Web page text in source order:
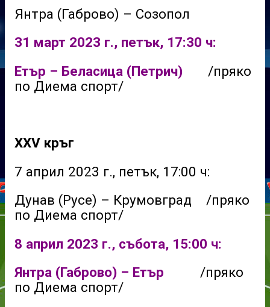
Янтра (Габрово) – Созопол
31 март 2023 г., петък, 17:30 ч:
Етър – Беласица (Петрич) /пряко
по Диема спорт/
XXV кръг
7 април 2023 г., петък, 17:00 ч:
Дунав (Русе) – Крумовград /пряко
по Диема спорт/
8 април 2023 г., събота, 15:00 ч:
Янтра (Габрово) – Етър
/пряко
по Диема спорт/